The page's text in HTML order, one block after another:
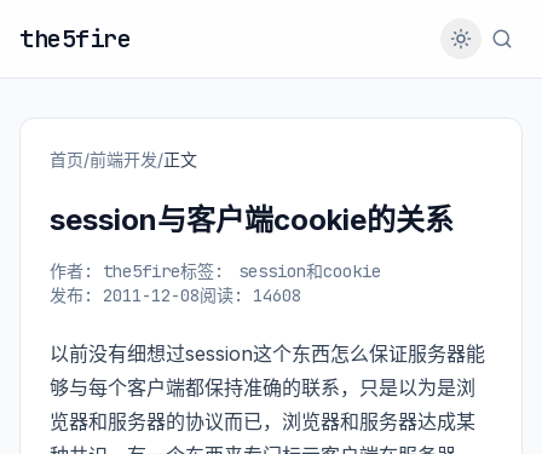
the5fire
首页/前端开发/正文
session与客户端cookie的关系
作者: the5fire标签:
session和cookie
发布: 2011-12-08阅读: 14608
以前没有细想过session这个东西怎么保证服务器能
够与每个客户端都保持准确的联系，只是以为是浏
览器和服务器的协议而已，浏览器和服务器达成某